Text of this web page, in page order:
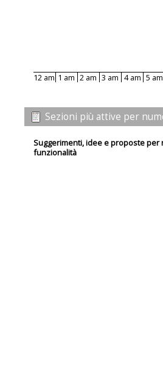
12 am 1 am 2 am 3 am 4 am 5 am
Sezioni più attive per
Suggerimenti, idee e proposte per
funzionalità